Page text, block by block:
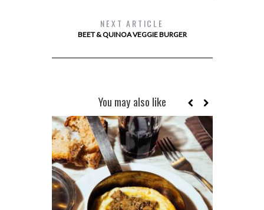
NEXT ARTICLE
BEET & QUINOA VEGGIE BURGER
You may also like